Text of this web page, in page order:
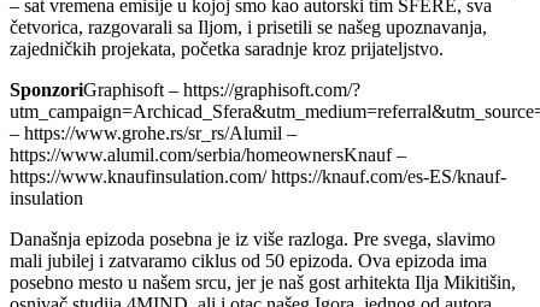
– sat vremena emisije u kojoj smo kao autorski tim SFERE, sva
četvorica, razgovarali sa Iljom, i prisetili se našeg upoznavanja,
zajedničkih projekata, početka saradnje kroz prijateljstvo.
SponzoriGraphisoft – https://graphisoft.com/?
– https://www.grohe.rs/sr_rs/Alumil –
https://www.alumil.com/serbia/homeownersKnauf –
https://www.knaufinsulation.com/ https://knauf.com/es-ES/knauf-
insulation
Današnja epizoda posebna je iz više razloga. Pre svega, slavimo
mali jubilej i zatvaramo ciklus od 50 epizoda. Ova epizoda ima
posebno mesto u našem srcu, jer je naš gost arhitekta Ilja Mikitišin,